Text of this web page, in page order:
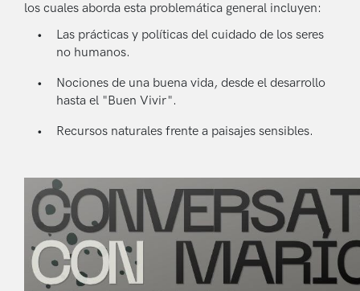
los cuales aborda esta problemática general incluyen:
Las prácticas y políticas del cuidado de los seres
no humanos.
Nociones de una buena vida, desde el desarrollo
hasta el "Buen Vivir".
Recursos naturales frente a paisajes sensibles.